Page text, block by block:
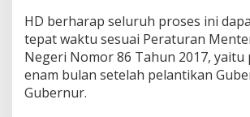
HD berharap seluruh proses ini
tepat waktu sesuai Peraturan
Negeri Nomor 86 Tahun 2017, yaitu
enam bulan setelah pelantikan
Gubernur.